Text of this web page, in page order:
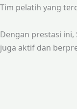
Tim pelatih yang
Dengan prestasi
juga aktif dan